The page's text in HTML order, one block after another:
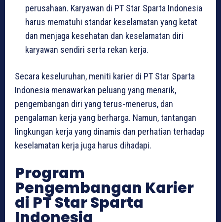
perusahaan. Karyawan di PT Star Sparta Indonesia
harus mematuhi standar keselamatan yang ketat
dan menjaga kesehatan dan keselamatan diri
karyawan sendiri serta rekan kerja.
Secara keseluruhan, meniti karier di PT Star Sparta
Indonesia menawarkan peluang yang menarik,
pengembangan diri yang terus-menerus, dan
pengalaman kerja yang berharga. Namun, tantangan
lingkungan kerja yang dinamis dan perhatian terhadap
keselamatan kerja juga harus dihadapi.
Program
Pengembangan Karier
di PT Star Sparta
Indonesia